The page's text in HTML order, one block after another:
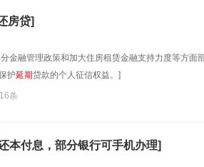
房贷]
金融管理政策和加大住房租赁金融支持力度等方面
护延期贷款的个人征信权益。]
条
本付息，部分银行可手机办理]